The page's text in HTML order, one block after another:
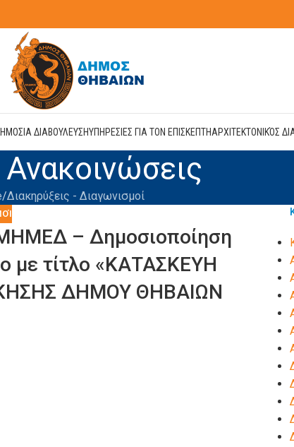
ΔΙΑΒΟΥΛΕΥΣΗΥΠΗΡΕΣΙΕΣ ΓΙΑ ΤΟΝ ΕΠΙΣΚΕΠΤΗΑΡΧΙΤΕΚΤΟΝΙΚΌΣ
Διακηρύξεις - Διαγωνισμοί
– Δημοσιοποίηση
με τίτλο «ΚΑΤΑΣΚΕΥΗ
ΔΗΜΟΥ ΘΗΒΑΙΩΝ